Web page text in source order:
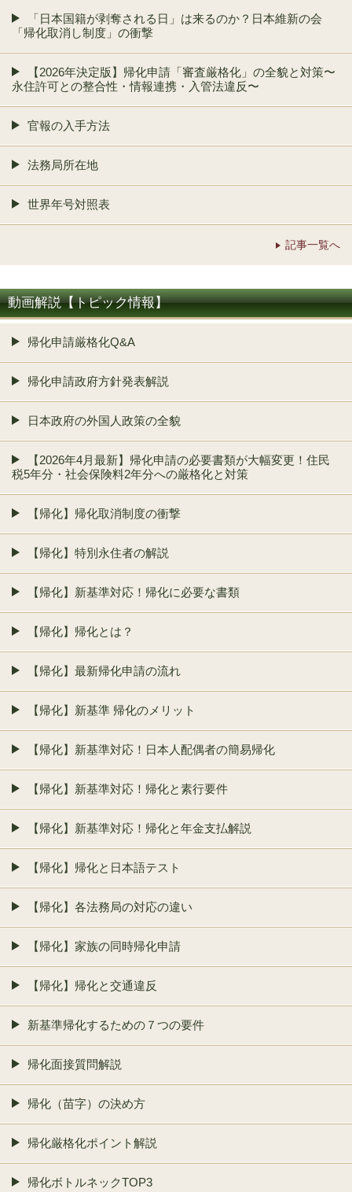
「日本国籍が剥奪される日」は来るのか？日本維新の会
「帰化取消し制度」の衝撃
【2026年決定版】帰化申請「審査厳格化」の全貌と対策〜
永住許可との整合性・情報連携・入管法違反〜
官報の入手方法
法務局所在地
世界年号対照表
記事一覧へ
動画解説【トピック情報】
帰化申請厳格化Q&A
帰化申請政府方針発表解説
日本政府の外国人政策の全貌
【2026年4月最新】帰化申請の必要書類が大幅変更！住民
税5年分・社会保険料2年分への厳格化と対策
【帰化】帰化取消制度の衝撃
【帰化】特別永住者の解説
【帰化】新基準対応！帰化に必要な書類
【帰化】帰化とは？
【帰化】最新帰化申請の流れ
【帰化】新基準 帰化のメリット
【帰化】新基準対応！日本人配偶者の簡易帰化
【帰化】新基準対応！帰化と素行要件
【帰化】新基準対応！帰化と年金支払解説
【帰化】帰化と日本語テスト
【帰化】各法務局の対応の違い
【帰化】家族の同時帰化申請
【帰化】帰化と交通違反
新基準帰化するための７つの要件
帰化面接質問解説
帰化（苗字）の決め方
帰化厳格化ポイント解説
帰化ボトルネックTOP3